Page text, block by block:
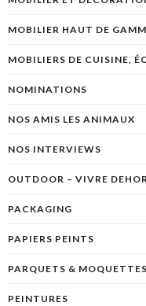
MOBILIER HAUT DE
MOBILIERS DE CUISINE,
NOMINATIONS
NOS AMIS LES ANIMAUX
NOS INTERVIEWS
OUTDOOR – VIVRE
PACKAGING
PAPIERS PEINTS
PARQUETS & MOQUETTES
PEINTURES